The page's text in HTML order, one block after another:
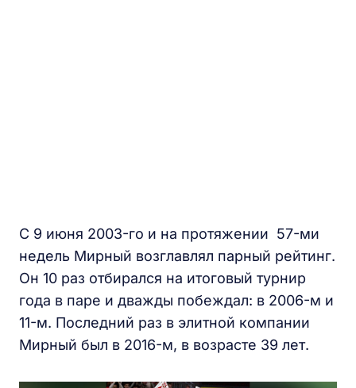
С 9 июня 2003-го и на протяжении 57-ми
недель Мирный возглавлял парный рейтинг.
Он 10 раз отбирался на итоговый турнир
года в паре и дважды побеждал: в 2006-м и
11-м. Последний раз в элитной компании
Мирный был в 2016-м, в возрасте 39 лет.